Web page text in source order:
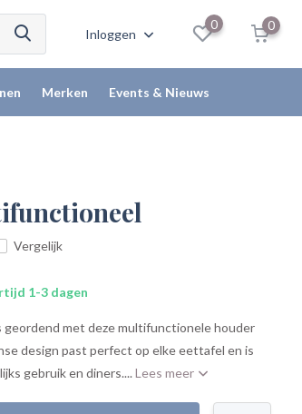
Inloggen
0 0
Merken Events & Nieuws
Vergelijk
1-3 dagen
met deze multifunctionele houder
design past perfect op elke eettafel en is
gebruik en diners....Lees meer